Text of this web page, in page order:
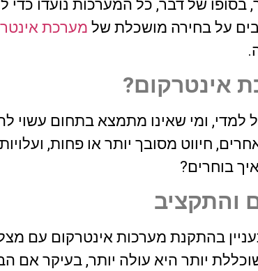
של דבר, כל המערכות נועדו כדי
על בחירה מושכלת של מערכת
אינטרקום?
למדי, ומי שאינו מתמצא בתחום עשוי
חיווט מסובך יותר או פחות,
בוחרים?
והתקציב
בהתקנת מערכות אינטרקום עם
יותר היא עולה יותר, בעיקר אם
ברמה גבוהה במיוחד.
אני ודיירי הבניין
שחר לוי
22 יוני 2026
רחמים